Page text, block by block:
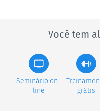
Você tem
Seminário on-
line
grátis